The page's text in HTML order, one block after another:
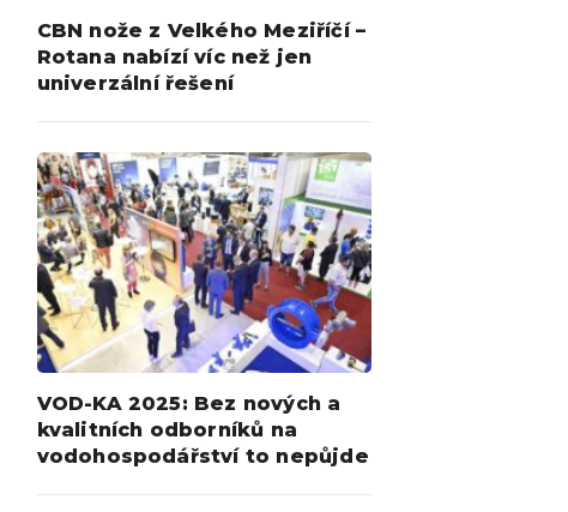
CBN nože z Velkého Meziříčí –
Rotana nabízí víc než jen
univerzální řešení
VOD-KA 2025: Bez nových a
kvalitních odborníků na
vodohospodářství to nepůjde